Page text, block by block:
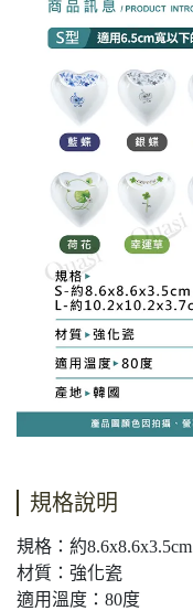
規格說明
規格：約8.6x8.6x3.5cm
材質：強化瓷
適用溫度：80度